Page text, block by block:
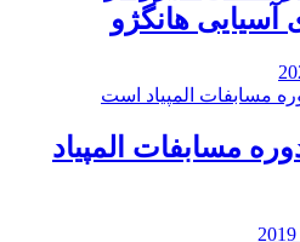
آسیایی هانگژو
مسابفات المپیاد